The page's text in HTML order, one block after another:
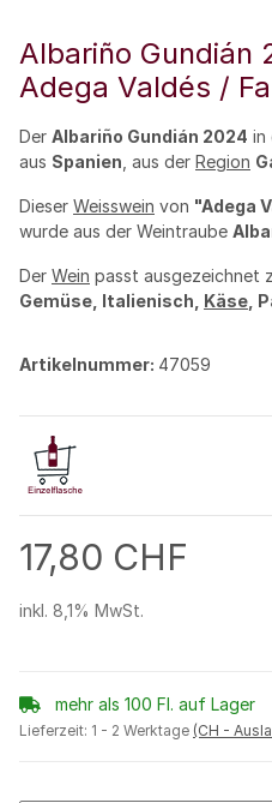
Albariño Gundián
Adega Valdés /
Der Albariño Gundián 2024 in
aus Spanien , aus der Region
Dieser Weisswein von "Adega
wurde aus der Weintraube
Der Wein passt ausgezeichnet
Gemüse, Italienisch, Käse ,
Artikelnummer: 47059
17,80 CHF
inkl. 8,1% MwSt.
mehr als 100 Fl. auf Lager
Lieferzeit: 1 - 2 Werktage (CH -